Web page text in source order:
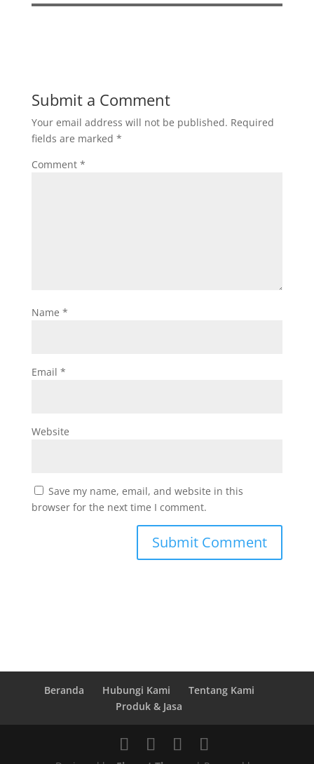
Submit a Comment
Your email address will not be published. Required
fields are marked *
Comment *
Name *
Email *
Website
Save my name, email, and website in this
browser for the next time I comment.
Beranda Hubungi Kami
Tentang Kami
Produk & Jasa